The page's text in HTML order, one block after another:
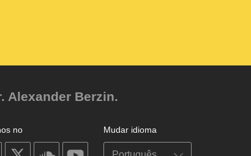
Alexander Berzin.
Mudar idioma
no
on